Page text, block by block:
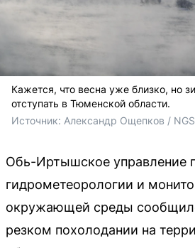
Кажется, что весна уже близко, но
отступать в Тюменской области.
Источник: Александр Ощепков /
Обь-Иртышское управление
гидрометеорологии и
окружающей среды
резком похолодании на